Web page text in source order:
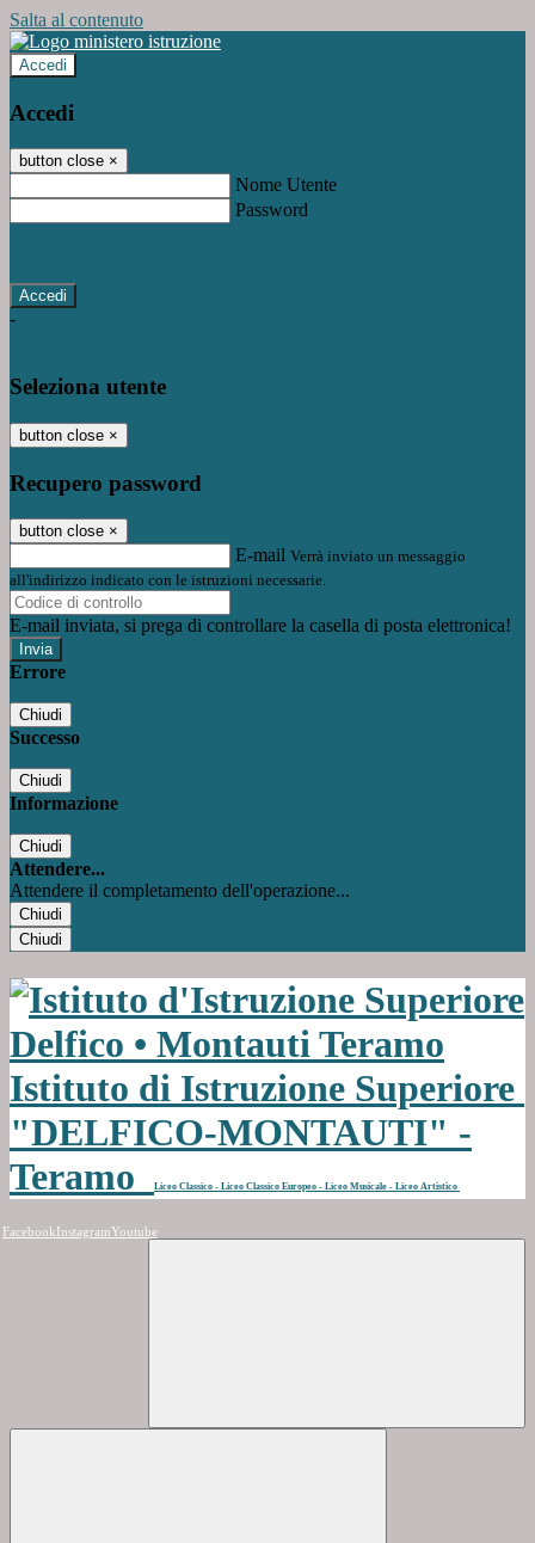
Salta al contenuto
Accedi
Accedi
button close ×
Nome Utente
Password
-
Seleziona utente
button close ×
Recupero password
button close ×
E-mail Verrà inviato un messaggio
all'indirizzo indicato con le istruzioni necessarie.
E-mail inviata, si prega di controllare la casella di posta elettronica!
Errore
Chiudi
Successo
Chiudi
Informazione
Chiudi
Attendere...
Attendere il completamento dell'operazione...
Chiudi
Chiudi
Istituto di Istruzione Superiore
"DELFICO-MONTAUTI" -
Teramo
Liceo Classico - Liceo Classico Europeo - Liceo Musicale - Liceo Artistico
FacebookInstagramYoutube